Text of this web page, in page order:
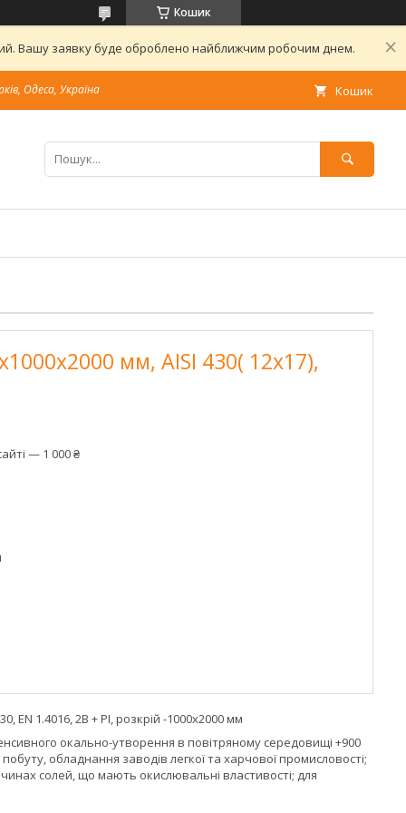
Кошик
Вашу заявку буде оброблено найближчим робочим днем.
Одеса, Україна Кошик
мм, AISI 430( 12х17),
— 1 000 ₴
1.4016, 2В + РІ, розкрій -1000х2000 мм
окально-утворення в повітряному середовищі +900
обладнання заводів легкої та харчової промисловості;
солей, що мають окислювальні властивості; для